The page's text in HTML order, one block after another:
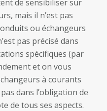
de sensibiliser sur
mais il n’est pas
ou échangeurs
pas précisé dans
spécifiques (par
et on vous
à courants
dans l’obligation de
de tous ses aspects.